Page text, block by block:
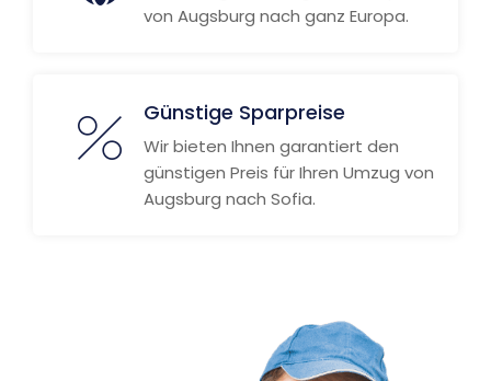
von Augsburg nach ganz Europa.
Günstige Sparpreise
Wir bieten Ihnen garantiert den
günstigen Preis für Ihren Umzug von
Augsburg nach Sofia.